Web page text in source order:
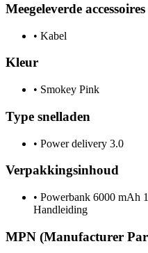
Meegeleverde accessoires
• Kabel
Kleur
• Smokey Pink
Type snelladen
• Power delivery 3.0
Verpakkingsinhoud
• Powerbank 6000 mAh
Handleiding
MPN (Manufacturer